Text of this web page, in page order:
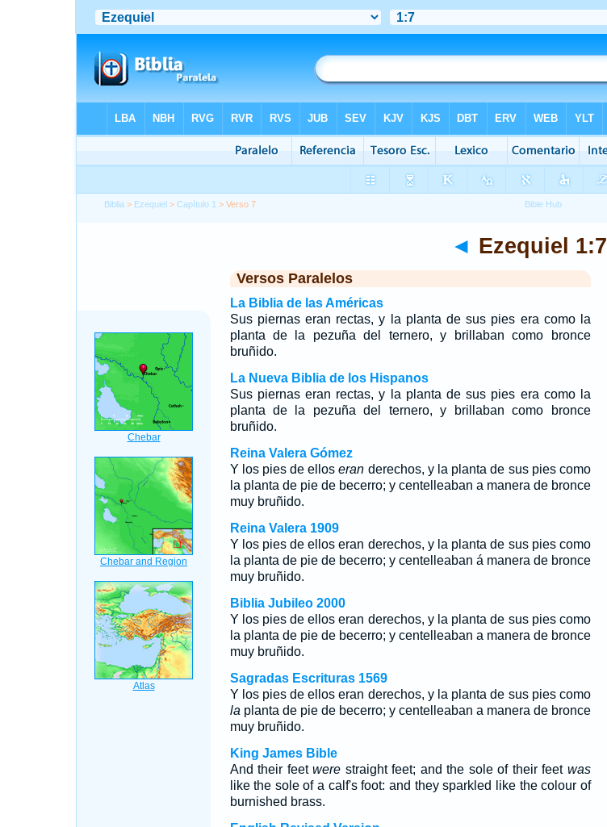
Biblia > Ezequiel >Capítulo 1 > Verso 7
◄ Ezequiel 1:7
Versos Paralelos
La Biblia de las Américas
Sus piernas eran rectas, y la planta de sus pies era como la
planta de la pezuña del ternero, y brillaban como bronce
bruñido.
La Nueva Biblia de los Hispanos
Sus piernas eran rectas, y la planta de sus pies era como la
planta de la pezuña del ternero, y brillaban como bronce
bruñido.
Reina Valera Gómez
Y los pies de elloseran derechos, y la planta de sus pies como
la planta de pie de becerro; y centelleaban a manera de bronce
muy bruñido.
Reina Valera 1909
Y los pies de ellos eran derechos, y la planta de sus pies como
la planta de pie de becerro; y centelleaban á manera de bronce
muy bruñido.
Biblia Jubileo 2000
Y los pies de ellos eran derechos, y la planta de sus pies como
la planta de pie de becerro; y centelleaban a manera de bronce
muy bruñido.
Sagradas Escrituras 1569
Y los pies de ellos eran derechos, y la planta de sus pies como
la planta de pie de becerro; y centelleaban a manera de bronce
muy bruñido.
King James Bible
And their feetwere straight feet; and the sole of their feet was
like the sole of a calf's foot: and they sparkled like the colour of
burnished brass.